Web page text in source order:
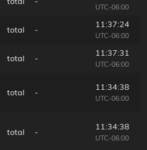
UTC-06:00
total -
11:37:24
UTC-06:00
total -
11:37:31
UTC-06:00
total -
11:34:38
UTC-06:00
total -
11:34:38
UTC-06:00